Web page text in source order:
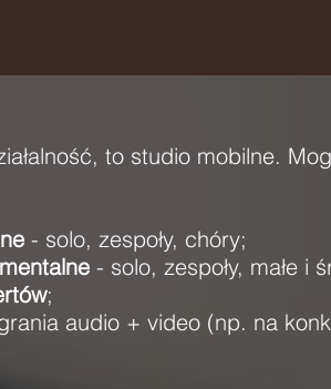
to studio mobilne.
- solo, zespoły, chóry;
- solo, zespoły, małe i
;
audio + video (np. na